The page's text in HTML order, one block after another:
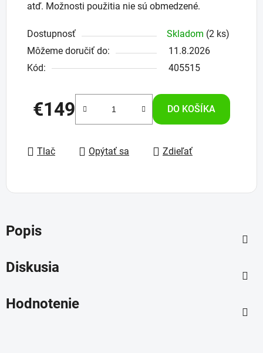
atď. Možnosti použitia nie sú obmedzené.
Dostupnosť Skladom (2 ks)
Môžeme doručiť do:
11.8.2026
Kód:
405515
€149
Jednotková cena:
DO KOŠÍKA
Tlač Opýtať sa Zdieľať
Popis
Diskusia
Hodnotenie